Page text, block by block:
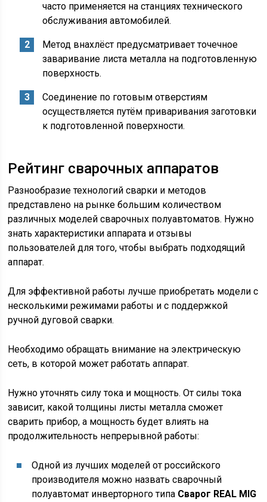
часто применяется на станциях технического
обслуживания автомобилей.
Метод внахлёст предусматривает точечное
заваривание листа металла на подготовленную
поверхность.
Соединение по готовым отверстиям
осуществляется путём приваривания заготовки
к подготовленной поверхности.
Рейтинг сварочных аппаратов
Разнообразие технологий сварки и методов
представлено на рынке большим количеством
различных моделей сварочных полуавтоматов. Нужно
знать характеристики аппарата и отзывы
пользователей для того, чтобы выбрать подходящий
аппарат.
Для эффективной работы лучше приобретать модели с
несколькими режимами работы и с поддержкой
ручной дуговой сварки.
Необходимо обращать внимание на электрическую
сеть, в которой может работать аппарат.
Нужно уточнять силу тока и мощность. От силы тока
зависит, какой толщины листы металла сможет
сварить прибор, а мощность будет влиять на
продолжительность непрерывной работы:
Одной из лучших моделей от российского
производителя можно назвать сварочный
полуавтомат инверторного типа Сварог REAL MIG